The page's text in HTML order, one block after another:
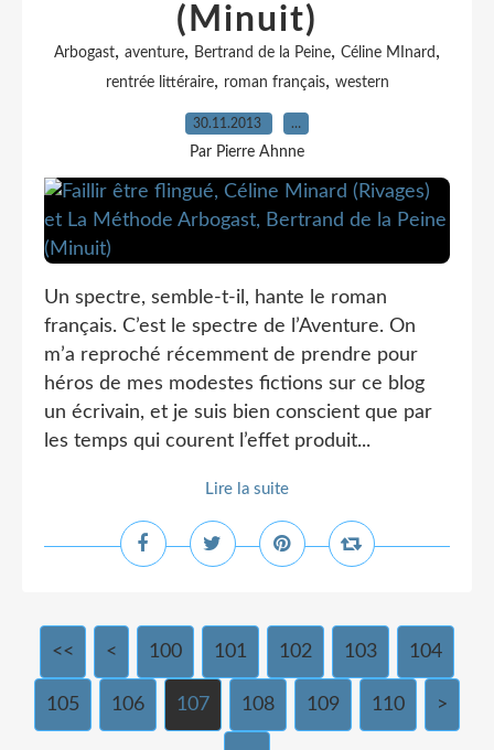
(Minuit)
Arbogast, aventure, Bertrand de la Peine, Céline MInard ,
rentrée littéraire, roman français, western
30.11.2013 …
Par Pierre Ahnne
Un spectre, semble-t-il, hante le roman
français. C’est le spectre de l’Aventure. On
m’a reproché récemment de prendre pour
héros de mes modestes fictions sur ce blog
un écrivain, et je suis bien conscient que par
les temps qui courent l’effet produit...
Lire la suite
<< < 100 101 102 103 104
105 106 107 108 109 110 >